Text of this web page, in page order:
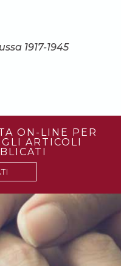
1917-1945
ON-LINE PER
ARTICOLI